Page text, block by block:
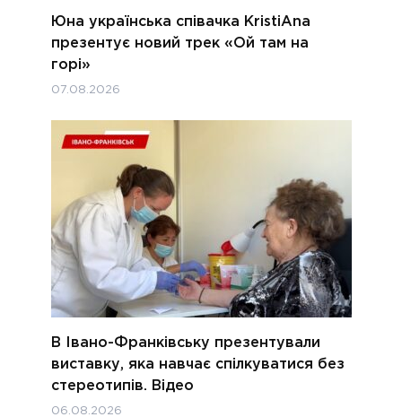
Юна українська співачка KristiAna
презентує новий трек «Ой там на
горі»
07.08.2026
В Івано-Франківську презентували
виставку, яка навчає спілкуватися без
стереотипів. Відео
06.08.2026